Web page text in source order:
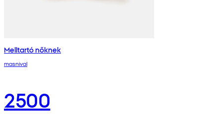
Melltartó nőknek
masnival
2500